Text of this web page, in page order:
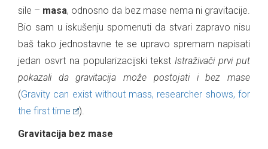
sile – masa, odnosno da bez mase nema ni gravitacije.
Bio sam u iskušenju spomenuti da stvari zapravo nisu
baš tako jednostavne te se upravo spremam napisati
jedan osvrt na popularizacijski tekstIstraživači prvi put
pokazali da gravitacija može postojati i bez mase
(Gravity can exist without mass, researcher shows, for
the first time
).
Gravitacija bez mase